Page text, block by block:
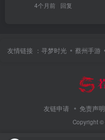
4个月前 回复
友情链接 ： 寻梦时光 蔡州手游
友链申请 免责声明
Copyright ©